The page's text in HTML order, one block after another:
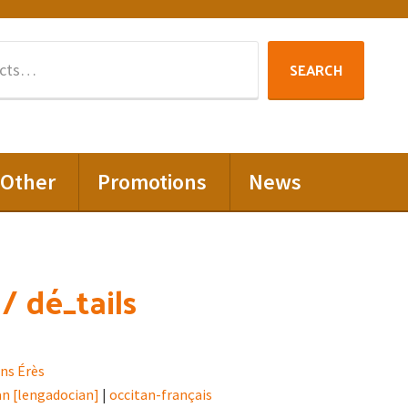
SEARCH
Other Promotions News
dé_tails
Érès
[lengadocian] | occitan-français